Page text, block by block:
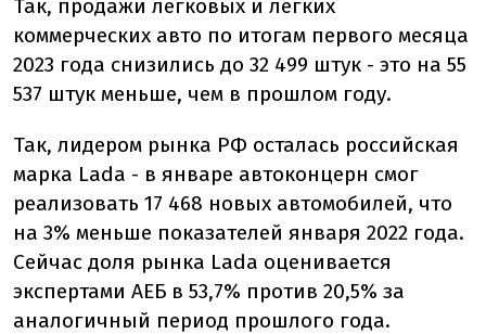
Так, продажи легковых и легких
коммерческих авто по итогам первого месяца
2023 года снизились до 32 499 штук - это на 55
537 штук меньше, чем в прошлом году.
Так, лидером рынка РФ осталась российская
марка Lada - в январе автоконцерн смог
реализовать 17 468 новых автомобилей, что
на 3% меньше показателей января 2022 года.
Сейчас доля рынка Lada оценивается
экспертами АЕБ в 53,7% против 20,5% за
аналогичный период прошлого года.